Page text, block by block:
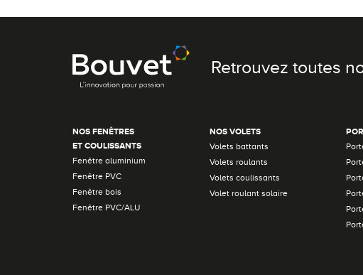
Retrouvez toutes
NOS FENÊTRES
ET COULISSANTS
Fenêtre aluminium
Fenêtre PVC
Fenêtre bois
Fenêtre PVC/ALU
NOS VOLETS
Volets battants
Volets roulants
Volets coulissants
Volet roulant solaire